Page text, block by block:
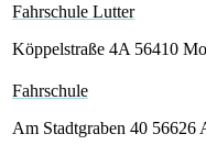
Fahrschule Lutter
Köppelstraße 4A 56410
Fahrschule
Am Stadtgraben 40 56626